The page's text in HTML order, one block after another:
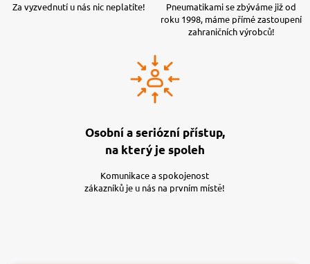
Za vyzvednutí u nás nic neplatíte!
Pneumatikami se zbýváme již od
roku 1998, máme přímé zastoupení
zahraničních výrobců!
Osobní a seriózní přístup,
na který je spoleh
Komunikace a spokojenost
zákazníků je u nás na prvním místě!